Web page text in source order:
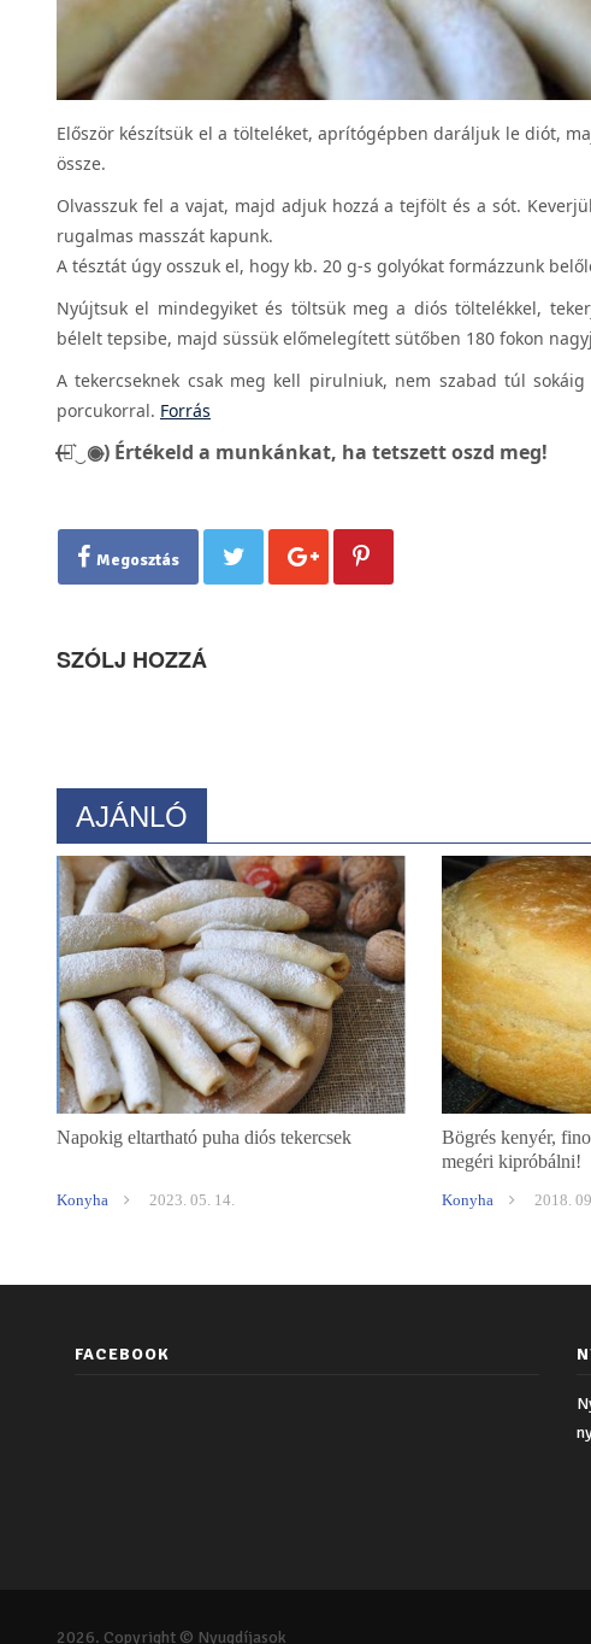
Először készítsük el a tölteléket, aprítógépben daráljuk le diót,
össze.
Olvasszuk fel a vajat, majd adjuk hozzá a tejfölt és a sót.
rugalmas masszát kapunk.
A tésztát úgy osszuk el, hogy kb. 20 g-s golyókat formázzunk
Nyújtsuk el mindegyiket és töltsük meg a diós töltelékkel,
bélelt tepsibe, majd süssük előmelegített sütőben 180 fokon
A tekercseknek csak meg kell pirulniuk, nem szabad túl
porcukorral. Forrás
(̶◉͛‿◉̶) Értékeld a munkánkat, ha tetszett oszd meg!
Megosztás
SZÓLJ HOZZÁ
AJÁNLÓ
Napokig eltartható puha diós tekercsek
Konyha 2023. 05. 14.
Bögrés kenyér,
megéri kipróbálni!
Konyha 2018.
FACEBOOK
2026. Copyright © Nyugdíjasok